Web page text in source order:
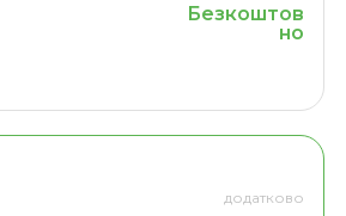
Безкоштов
но
додатково